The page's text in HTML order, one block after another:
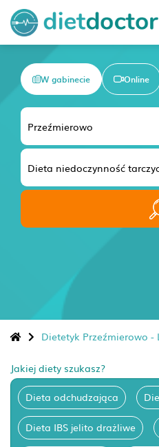
W gabinecie Online
Dietetyk Przeźmierowo
Jakiej diety szukasz?
Dieta odchudzająca
Dieta IBS jelito drażliwe